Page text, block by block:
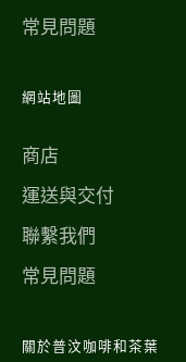
常見問題
網站地圖
商店
運送與交付
聯繫我們
常見問題
關於普汶咖啡和茶葉